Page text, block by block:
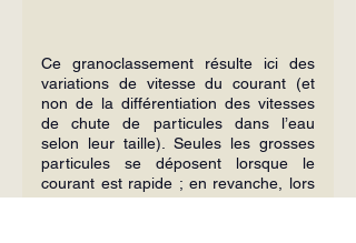
Ce granoclassement résulte ici des
variations de vitesse du courant (et
non de la différentiation des vitesses
de chute de particules dans l’eau
selon leur taille). Seules les grosses
particules se déposent lorsque le
courant est rapide ; en revanche, lors
d’une décélération du courant, les